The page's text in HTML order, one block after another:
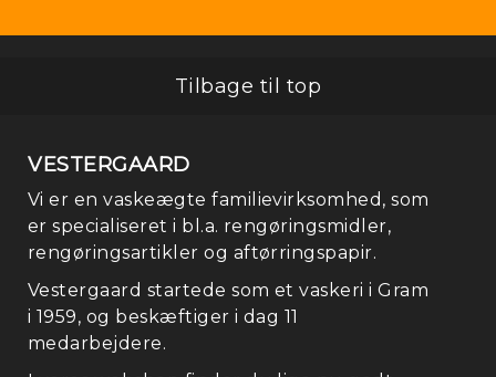
Tilbage til top
VESTERGAARD
Vi er en vaskeægte familievirksomhed, som
er specialiseret i bl.a. rengøringsmidler,
rengøringsartikler og aftørringspapir.
Vestergaard startede som et vaskeri i Gram
i 1959, og beskæftiger i dag 11
medarbejdere.